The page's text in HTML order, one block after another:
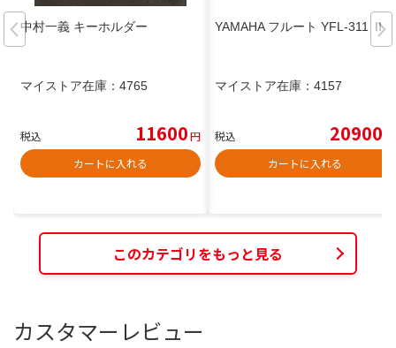
中村一義 キーホルダー
マイストア在庫： 4765
税込 11600円
カートに入れる
YAMAHA フルート YFL-311 Ⅱ
マイストア在庫： 4157
税込 20900
カートに入れる
このカテゴリをもっと見る
カスタマーレビュー